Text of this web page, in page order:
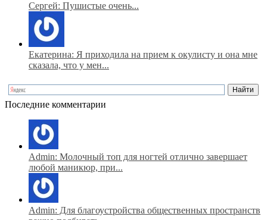
Сергей: Пушистые очень...
Екатерина: Я приходила на прием к окулисту и она мне
сказала, что у мен...
Последние комментарии
Admin: Молочный топ для ногтей отлично завершает
любой маникюр, при...
Admin: Для благоустройства общественных пространств